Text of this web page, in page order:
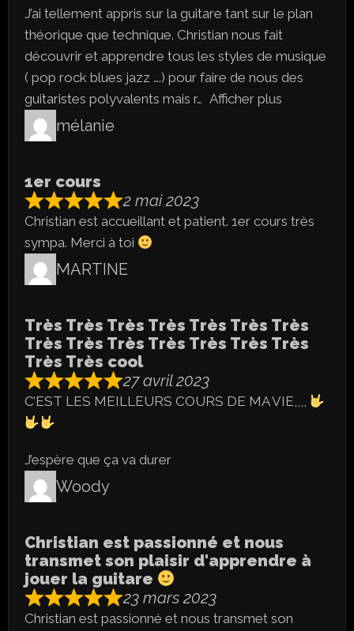
J’ai tellement appris sur la guitare tant sur le plan
théorique que technique. Christian nous fait
découvrir et apprendre tous les styles de musique
( pop rock blues jazz ….) pour faire de nous des
guitaristes polyvalents mais r
Afficher plus
mélanie
1er cours
2 mai 2023
Christian est accueillant et patient. 1er cours très
sympa. Merci à toi
MARTINE
Très Très Très Très Très Très Très
Très Très Très Très Très Très Très
Très Très cool
27 avril 2023
C’EST LES MEILLEURS COURS DE MA VIE,,,,
J’espère que ça va durer
Woody
Christian est passionné et nous
transmet son plaisir d'apprendre à
jouer la guitare
23 mars 2023
Christian est passionné et nous transmet son